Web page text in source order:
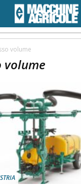
volume
volume